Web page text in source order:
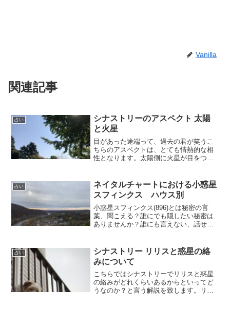
Vanilla
関連記事
占い
シナストリーのアスペクト 太陽
と火星
目があった途端って、過去の君が笑うこ
ちらのアスペクトは、とても情熱的な相
性となります。太陽側に火星が目をつけ
つけませんと太陽は簡単に飲まれてしま
うので落ち着きはありませ...
占い
ネイタルチャートにおける小惑星
スフィンクス ハウス別
小惑星スフィンクス(896)とは秘密の言
葉、聞こえる？誰にでも隠したい秘密は
ありませんか？誰にも言えない、話せな
なす星でもなく、主にハウスを見ます。
またアスペクトを見る...
占い
シナストリー リリスと惑星の絡
みについて
こちらではシナストリーでリリスと惑星
の絡みがどれくらいあるからといってど
うなのか？と言う解説を致します。リリ